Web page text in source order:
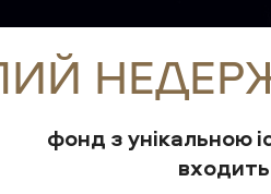
фонд з унікальною